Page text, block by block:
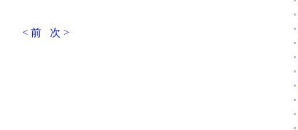
< 前 次 >